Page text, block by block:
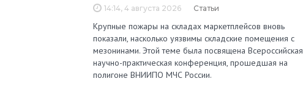
14:14, 4 августа 2026 Статьи
Крупные пожары на складах маркетплейсов вновь
показали, насколько уязвимы складские помещения с
мезонинами. Этой теме была посвящена Всероссийская
научно-практическая конференция, прошедшая на
полигоне ВНИИПО МЧС России.